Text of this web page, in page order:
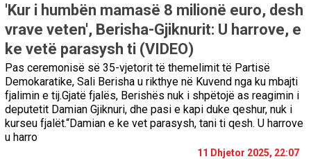
'Kur i humbën mamasë 8 milionë euro, desh
vrave veten', Berisha-Gjiknurit: U harrove, e
ke vetë parasysh ti (VIDEO)
Pas ceremonisë së 35-vjetorit të themelimit të Partisë
Demokaratike, Sali Berisha u rikthye në Kuvend nga ku mbajti
fjalimin e tij.Gjatë fjalës, Berishës nuk i shpëtojë as reagimin i
deputetit Damian Gjiknuri, dhe pasi e kapi duke qeshur, nuk i
kurseu fjalët.“Damian e ke vet parasysh, tani ti qesh. U harrove
u harro
11 Dhjetor 2025, 22:07